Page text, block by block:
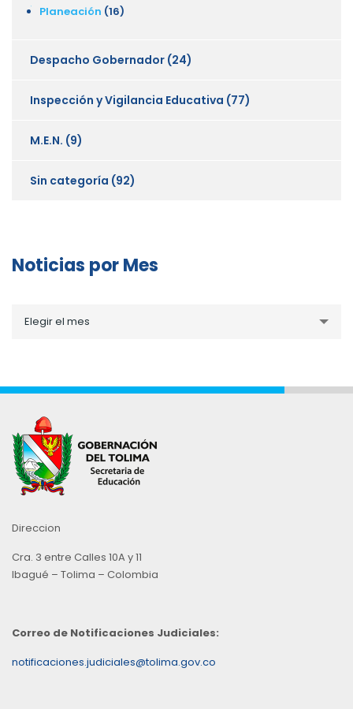
Planeación (16)
Despacho Gobernador (24)
Inspección y Vigilancia Educativa (77)
M.E.N. (9)
Sin categoría (92)
Noticias por Mes
porElegir el mes
Direccion
Cra. 3 entre Calles 10A y 11
Ibagué – Tolima – Colombia
Correo de Notificaciones Judiciales:
notificaciones.judiciales@tolima.gov.co